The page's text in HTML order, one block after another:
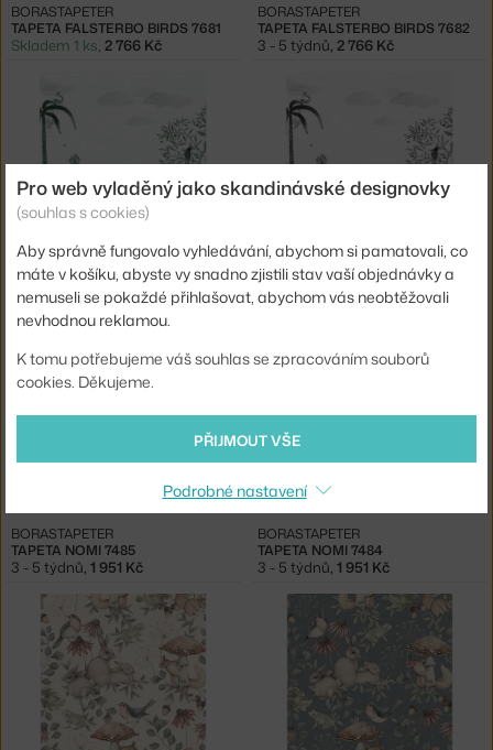
TAPETA FALSTERBO BIRDS 7681
BORASTAPETER
Skladem 1 ks, 2 766 Kč
TAPETA FALSTERBO BIRDS 7682
BORASTAPETER
3 - 5 týdnů, 2 766 Kč
TAPETA WILTON JADE
SANDBERG
4 - 6 týdnů,6 444 Kč
TAPETA WILTON GRAPHITE
SANDBERG
4 - 6 týdnů ,6 444 Kč
TAPETA NOMI 7485
BORASTAPETER
3 - 5 týdnů, 1 951 Kč
TAPETA NOMI 7484
BORASTAPETER
3 - 5 týdnů, 1 951 Kč
Pro web vyladěný jako skandinávské designovky
(souhlas s cookies)
Aby správně fungovalo vyhledávání, abychom si pamatovali, co
máte v košíku, abyste vy snadno zjistili stav vaší objednávky a
nemuseli se pokaždé přihlašovat, abychom vás neobtěžovali
nevhodnou reklamou.
K tomu potřebujeme váš souhlas se zpracováním souborů
cookies. Děkujeme.
PŘIJMOUT VŠE
Podrobné nastavení